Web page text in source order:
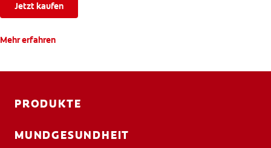
Jetzt kaufen
Mehr erfahren
PRODUKTE
MUNDGESUNDHEIT